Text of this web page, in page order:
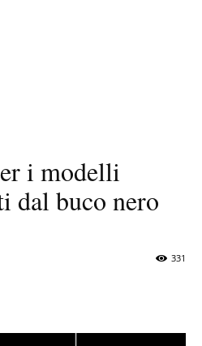
i modelli
dal buco nero
331